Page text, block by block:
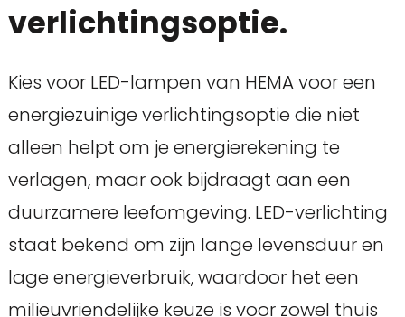
verlichtingsoptie.
Kies voor LED-lampen van HEMA voor een
energiezuinige verlichtingsoptie die niet
alleen helpt om je energierekening te
verlagen, maar ook bijdraagt aan een
duurzamere leefomgeving. LED-verlichting
staat bekend om zijn lange levensduur en
lage energieverbruik, waardoor het een
milieuvriendelijke keuze is voor zowel thuis